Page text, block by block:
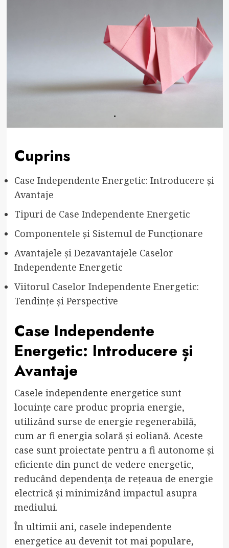
Cuprins
Case Independente Energetic: Introducere și
Avantaje
Tipuri de Case Independente Energetic
Componentele și Sistemul de Funcționare
Avantajele și Dezavantajele Caselor
Independente Energetic
Viitorul Caselor Independente Energetic:
Tendințe și Perspective
Case Independente
Energetic: Introducere și
Avantaje
Casele independente energetice sunt
locuințe care produc propria energie,
utilizând surse de energie regenerabilă,
cum ar fi energia solară și eoliană. Aceste
case sunt proiectate pentru a fi autonome și
eficiente din punct de vedere energetic,
reducând dependența de rețeaua de energie
electrică și minimizând impactul asupra
mediului.
În ultimii ani, casele independente
energetice au devenit tot mai populare,